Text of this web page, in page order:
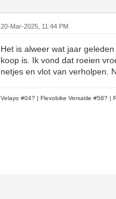
20-Mar-2025, 11:44 PM
Het is alweer wat jaar
koop is. Ik vond dat roeien
netjes en vlot van verholpen.
Velayo #04? | Flevobike Versatile #58? |